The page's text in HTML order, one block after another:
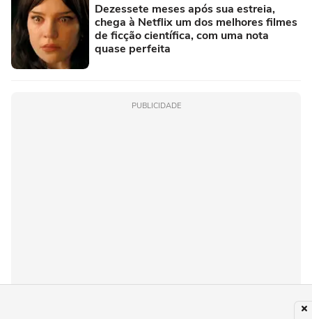
Dezessete meses após sua estreia,
chega à Netflix um dos melhores filmes
de ficção científica, com uma nota
quase perfeita
PUBLICIDADE